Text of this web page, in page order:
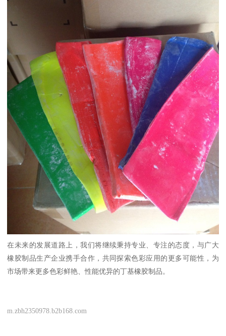
在未来的发展道路上，我们将继续秉持专业、专注的态度，与广大
橡胶制品生产企业携手合作，共同探索色彩应用的更多可能性，为
市场带来更多色彩鲜艳、性能优异的丁基橡胶制品。
m.zbh2350978.b2b168.com